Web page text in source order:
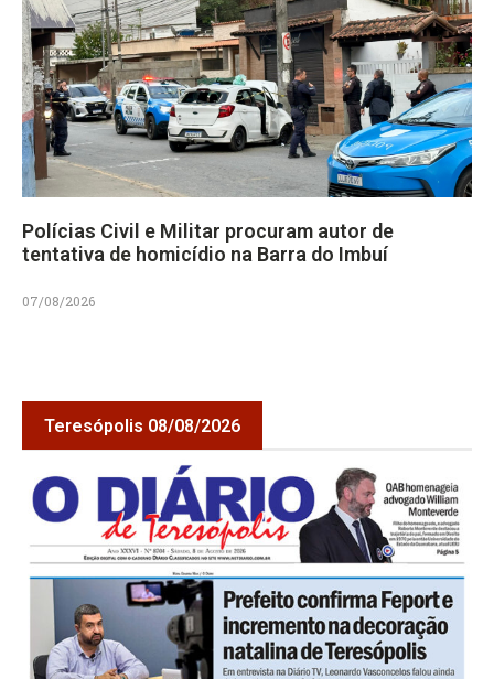
Polícias Civil e Militar procuram autor de
tentativa de homicídio na Barra do Imbuí
07/08/2026
Teresópolis 08/08/2026